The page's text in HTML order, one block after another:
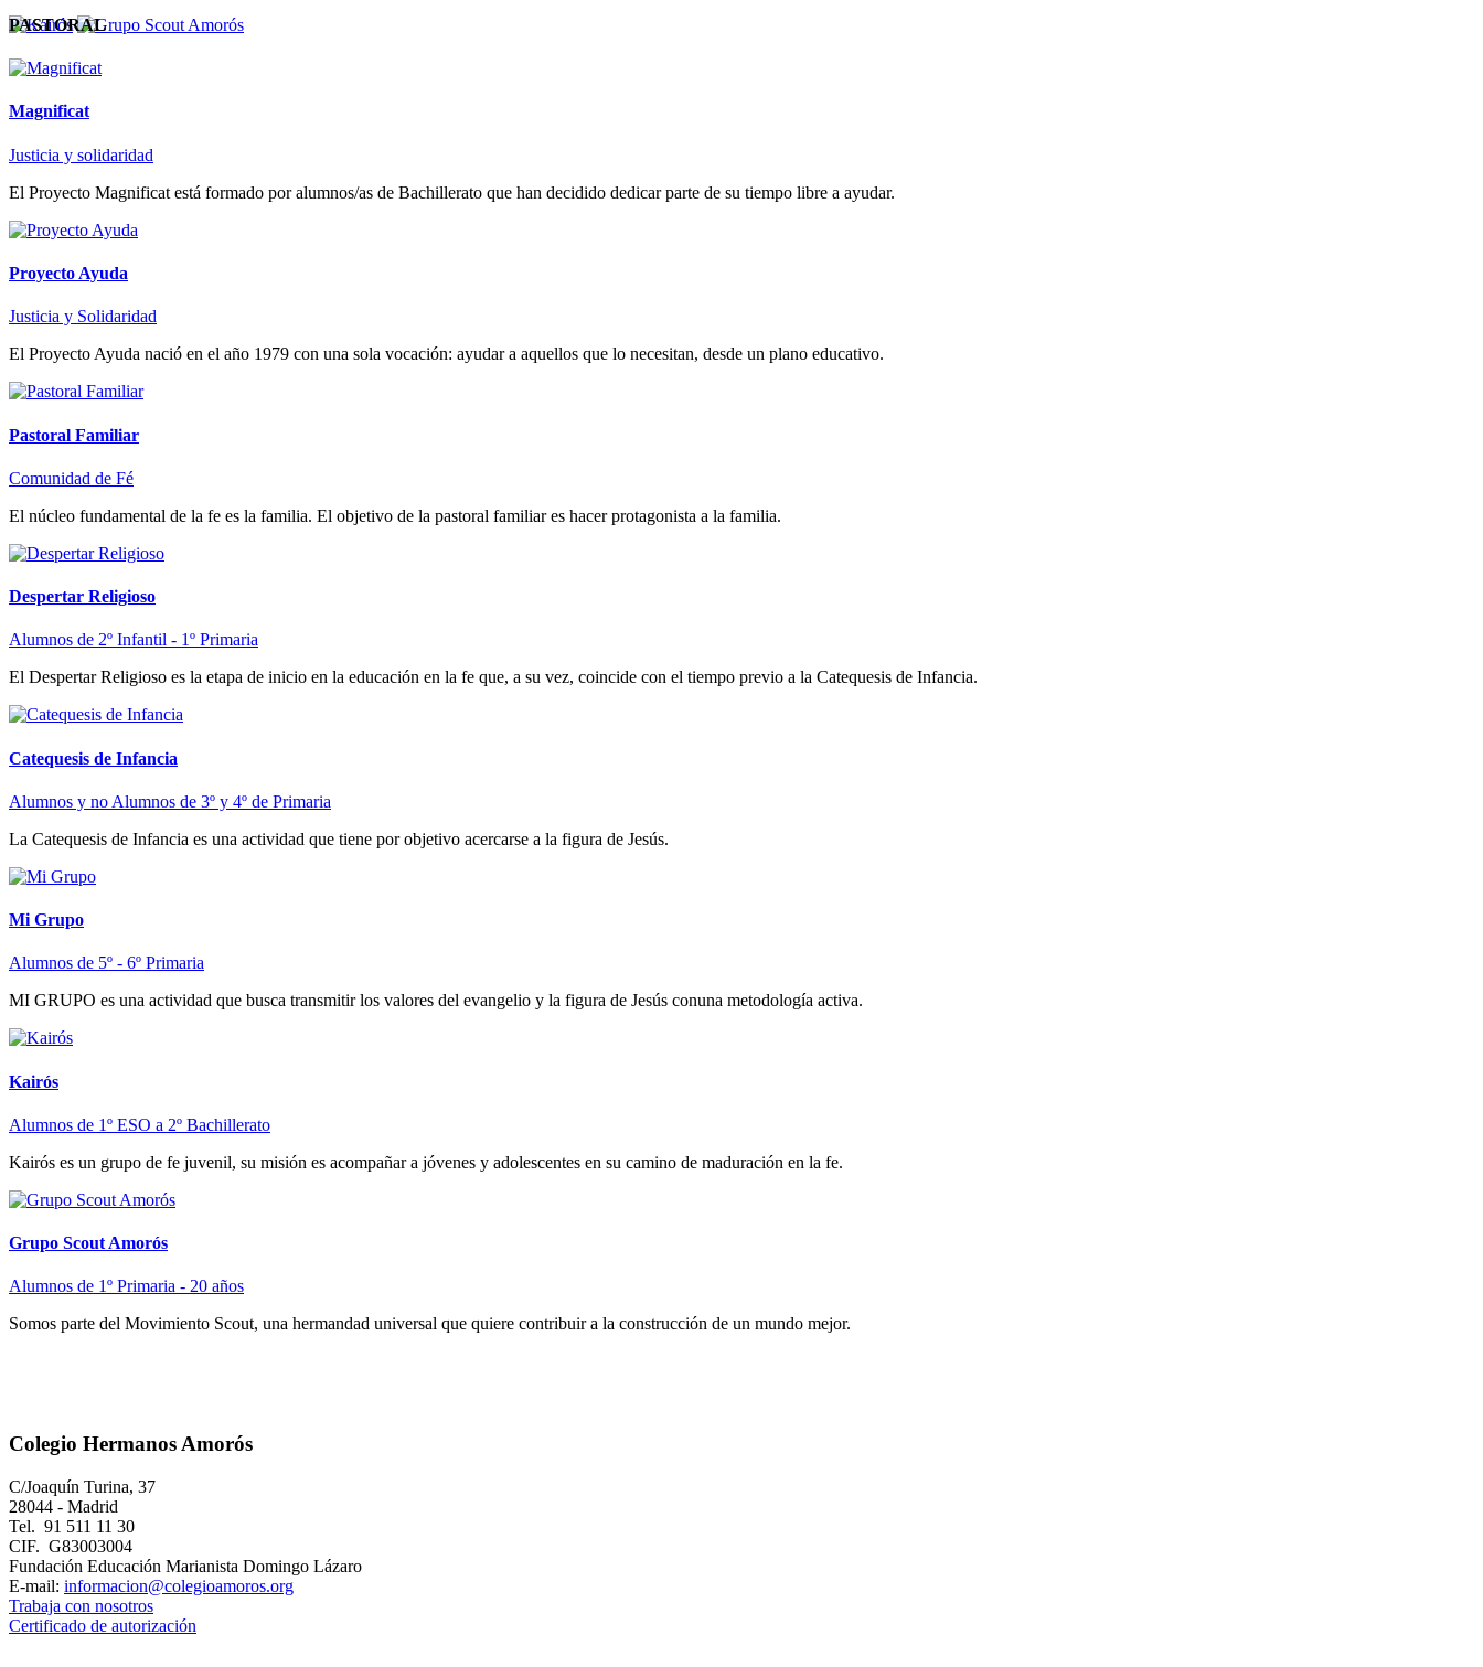
PASTORAL
Magnificat
Justicia y solidaridad
El Proyecto Magnificat está formado por alumnos/as de Bachillerato que han decidido dedicar parte de su tiempo libre a ayudar.
Proyecto Ayuda
Justicia y Solidaridad
El Proyecto Ayuda nació en el año 1979 con una sola vocación: ayudar a aquellos que lo necesitan, desde un plano educativo.
Pastoral Familiar
Comunidad de Fé
El núcleo fundamental de la fe es la familia. El objetivo de la pastoral familiar es hacer protagonista a la familia.
Despertar Religioso
Alumnos de 2º Infantil - 1º Primaria
El Despertar Religioso es la etapa de inicio en la educación en la fe que, a su vez, coincide con el tiempo previo a la Catequesis de Infancia.
Catequesis de Infancia
Alumnos y no Alumnos de 3º y 4º de Primaria
La Catequesis de Infancia es una actividad que tiene por objetivo acercarse a la figura de Jesús.
Mi Grupo
Alumnos de 5º - 6º Primaria
MI GRUPO es una actividad que busca transmitir los valores del evangelio y la figura de Jesús conuna metodología activa.
Kairós
Alumnos de 1º ESO a 2º Bachillerato
Kairós es un grupo de fe juvenil, su misión es acompañar a jóvenes y adolescentes en su camino de maduración en la fe.
Grupo Scout Amorós
Alumnos de 1º Primaria - 20 años
Somos parte del Movimiento Scout, una hermandad universal que quiere contribuir a la construcción de un mundo mejor.
Colegio Hermanos Amorós
C/Joaquín Turina, 37
28044 - Madrid
Tel. 91 511 11 30
CIF. G83003004
Fundación Educación Marianista Domingo Lázaro
E-mail: informacion@colegioamoros.org
Trabaja con nosotros
Certificado de autorización